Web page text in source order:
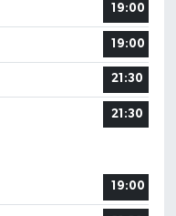
19:00
19:00
21:30
21:30
19:00